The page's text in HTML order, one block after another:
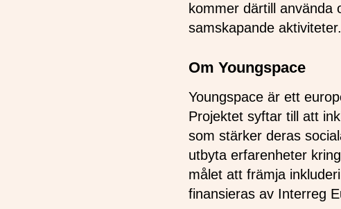
kommer därtill använda
samskapande aktiviteter.
Om Youngspace
Youngspace är ett
Projektet syftar till att
som stärker deras
utbyta erfarenheter
målet att främja
finansieras av Interreg